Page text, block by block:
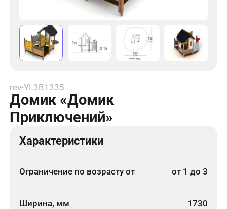
rev-YL3B1335
Домик «Домик
Приключений»
Характеристики
Ограничение по возрасту от от 1 до 3
Ширина, мм 1730